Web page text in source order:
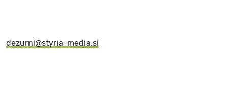
dezurni@styria-media.si